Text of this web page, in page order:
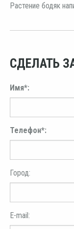
Растение бодяк
СДЕЛАТЬ
Имя*:
Телефон*:
Город:
E-mail: